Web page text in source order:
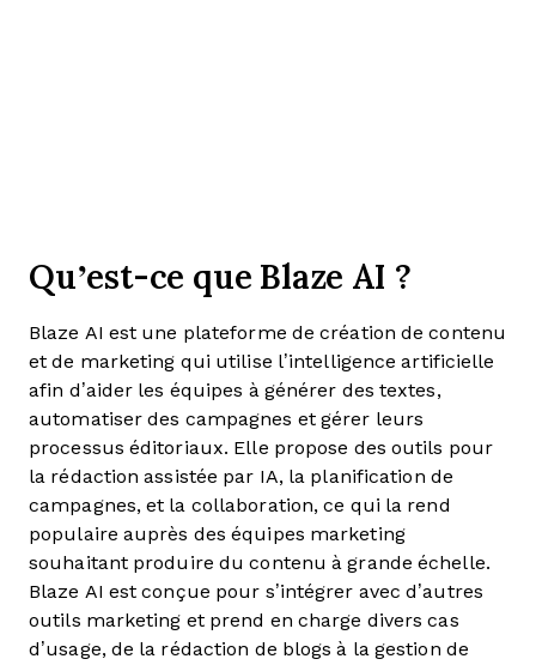
Qu’est-ce que Blaze AI ?
Blaze AI est une plateforme de création de contenu
et de marketing qui utilise l’intelligence artificielle
afin d’aider les équipes à générer des textes,
automatiser des campagnes et gérer leurs
processus éditoriaux. Elle propose des outils pour
la rédaction assistée par IA, la planification de
campagnes, et la collaboration, ce qui la rend
populaire auprès des équipes marketing
souhaitant produire du contenu à grande échelle.
Blaze AI est conçue pour s’intégrer avec d’autres
outils marketing et prend en charge divers cas
d’usage, de la rédaction de blogs à la gestion de